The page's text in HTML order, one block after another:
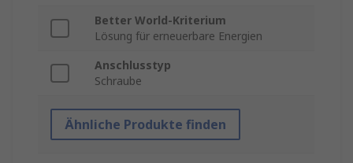
Better World-Kriterium
Lösung für erneuerbare Energien
Anschlusstyp
Schraube
Ähnliche Produkte finden